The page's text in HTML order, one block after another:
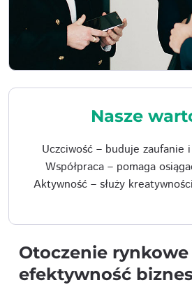
Nasze
Uczciwość – buduje zaufanie
Współpraca – pomaga
Aktywność – służy
Otoczenie rynkowe
efektywność